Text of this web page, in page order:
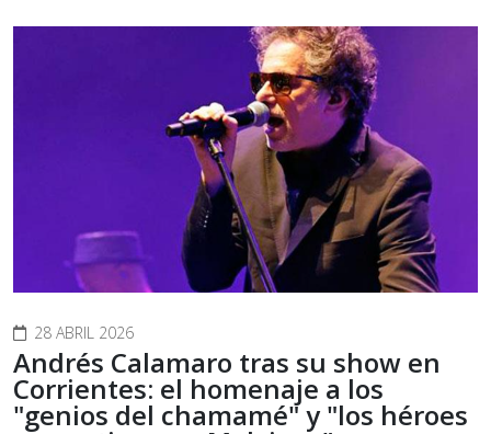
28 ABRIL 2026
Andrés Calamaro tras su show en
Corrientes: el homenaje a los
"genios del chamamé" y "los héroes